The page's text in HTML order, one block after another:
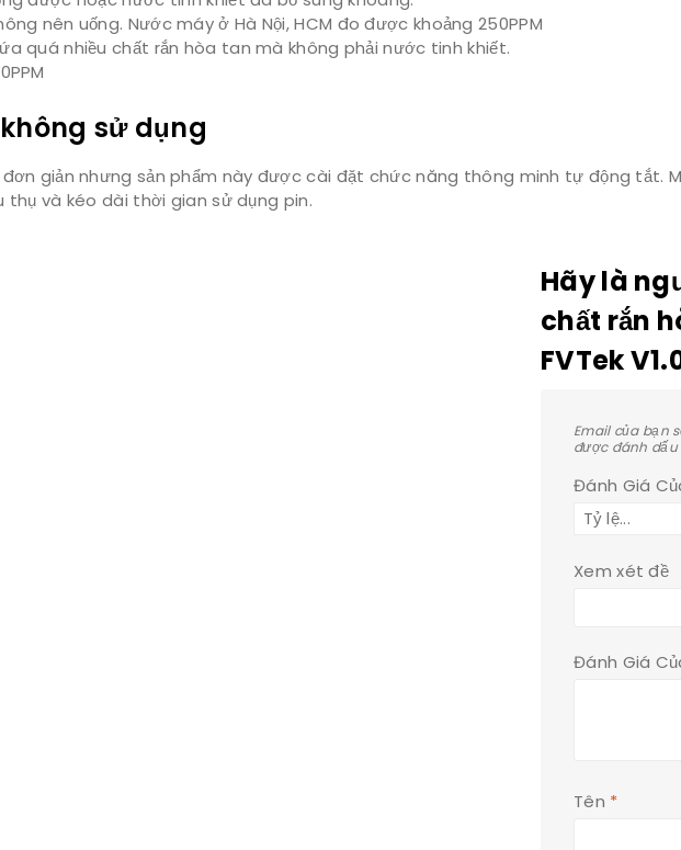
nên uống. Nước máy ở Hà Nội, HCM đo được khoảng 250PPM
quá nhiều chất rắn hòa tan mà không phải nước tinh khiết.
sử dụng
giản nhưng sản phẩm này được cài đặt chức năng thông minh tự động tắt.
và kéo dài thời gian sử dụng pin.
Hãy là
chất rắn
FVTek
Email của bạn
được đánh dấu
Đánh Giá
Xem xét đề
Đánh Giá
Tên *